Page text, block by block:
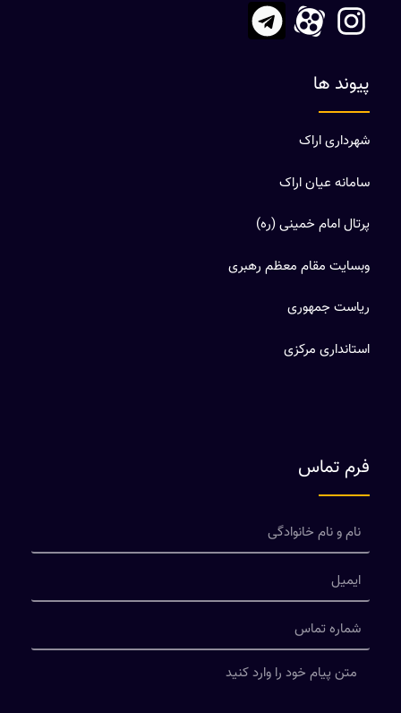
پیوند ها
شهرداری اراک
سامانه عیان اراک
پرتال امام خمینی (ره)
وبسایت مقام معظم رهبری
ریاست جمهوری
استانداری مرکزی
فرم تماس